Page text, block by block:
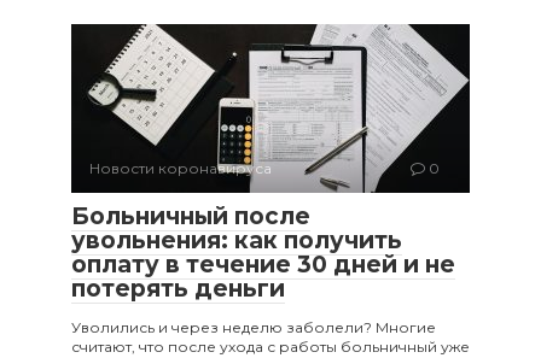
Новости коронавируса 0
Больничный после
увольнения: как получить
оплату в течение 30 дней и не
потерять деньги
Уволились и через неделю заболели? Многие
считают, что после ухода с работы больничный уже